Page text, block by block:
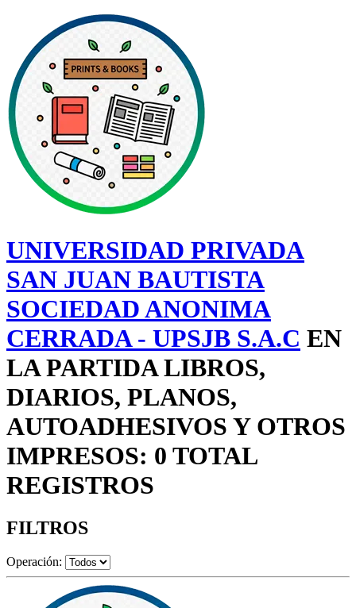
UNIVERSIDAD PRIVADA
SAN JUAN BAUTISTA
SOCIEDAD ANONIMA
CERRADA - UPSJB S.A.C EN
LA PARTIDA LIBROS,
DIARIOS, PLANOS,
AUTOADHESIVOS Y OTROS
IMPRESOS: 0 TOTAL
REGISTROS
FILTROS
Operación: